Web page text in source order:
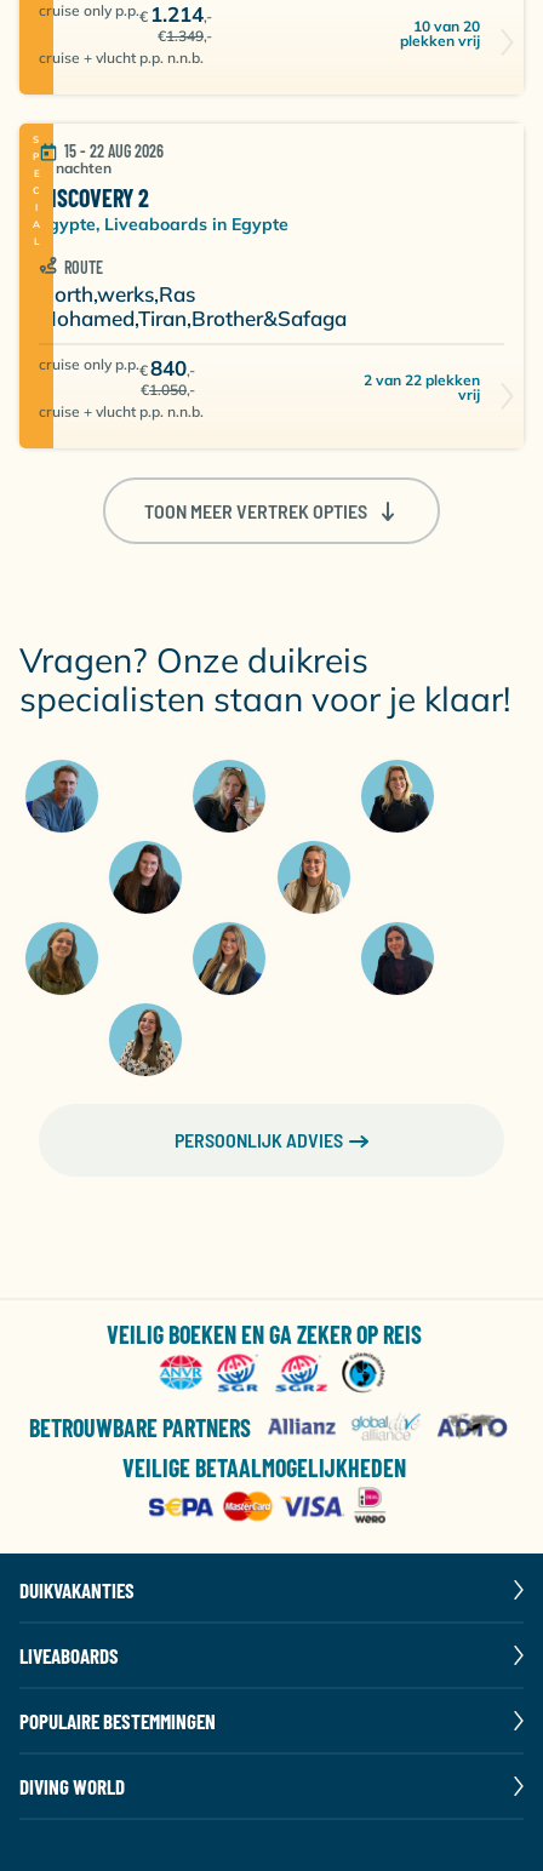
cruise only p.p.€ 1.214,-
€1.349,-
cruise + vlucht p.p. n.n.b.
10 van 20
plekken vrij
SPECIAL 15 - 22 AUG 2026
7 nachten
DISCOVERY 2
Egypte, Liveaboards in Egypte
ROUTE
North,werks,Ras
Mohamed,Tiran,Brother&Safaga
cruise only p.p.€840,-
€1.050,-
cruise + vlucht p.p. n.n.b.
2 van 22 plekken
vrij
TOON MEER VERTREK OPTIES
Vragen? Onze duikreis
specialisten staan voor je klaar!
PERSOONLIJK ADVIES
VEILIG BOEKEN EN GA ZEKER OP REIS
BETROUWBARE PARTNERS
VEILIGE BETAALMOGELIJKHEDEN
DUIKVAKANTIES
LIVEABOARDS
POPULAIRE BESTEMMINGEN
DIVING WORLD